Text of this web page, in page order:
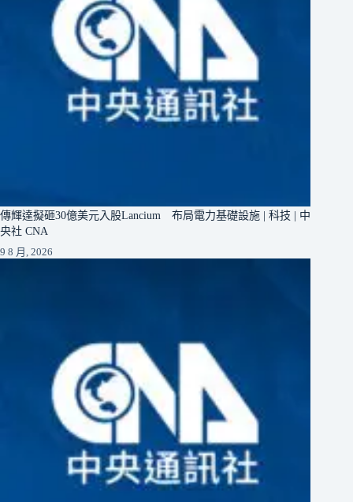
傳輝達擬砸30億美元入股Lancium 布局電力基礎設施 | 科技 | 中
央社 CNA
9 8 月, 2026